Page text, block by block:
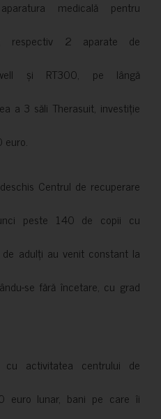
medicală pentru
respectiv 2 aparate de
și RT300, pe lângă
a 3 săli Therasuit, investiție
Centrul de recuperare
peste 140 de copii cu
adulți au venit constant la
se fără încetare, cu grad
cu activitatea centrului de
euro lunar, bani pe care îi